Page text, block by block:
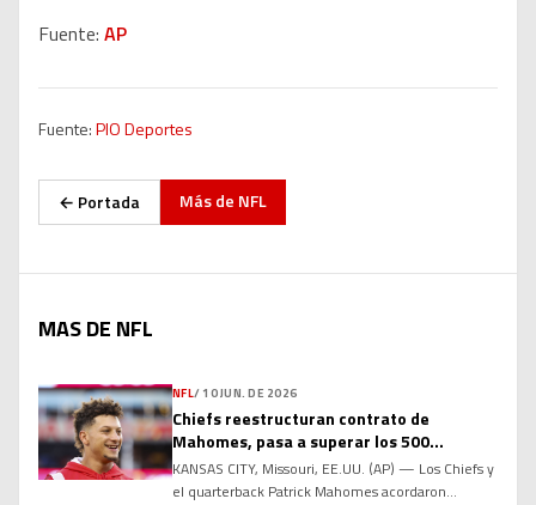
Fuente: AP
Fuente:PIO Deportes
← Portada Más de NFL
MAS DE NFL
NFL/ 10 JUN. DE 2026
Chiefs reestructuran contrato de
Mahomes, pasa a superar los 500
millones de dólares
KANSAS CITY, Missouri, EE.UU. (AP) — Los Chiefs y
el quarterback Patrick Mahomes acordaron